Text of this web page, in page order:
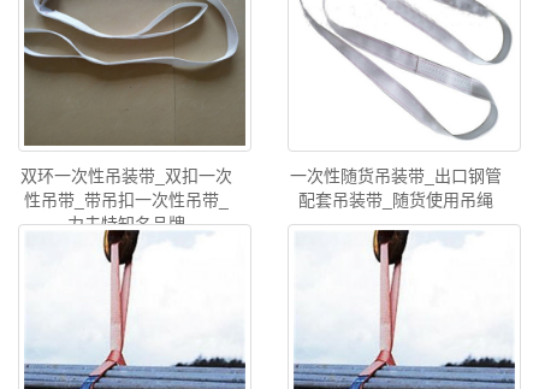
双环一次性吊装带_双扣一次
性吊带_带吊扣一次性吊带_
力夫特知名品牌
一次性随货吊装带_出口钢管
配套吊装带_随货使用吊绳